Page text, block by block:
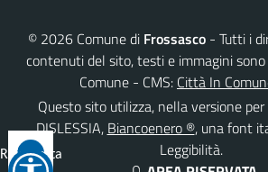
© 2026 Comune di Frossasco - Tutti i
contenuti del sito, testi e immagini
Comune - CMS: Città In
Questo sito utilizza, nella versione per
DISLESSIA, Biancoenero ®, una font
Leggibilità.
Reimposta